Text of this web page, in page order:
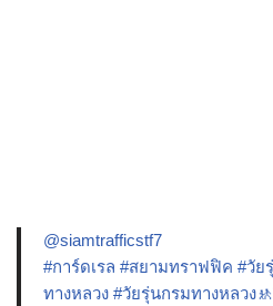
@siamtrafficstf7
#การ์ดเรล #สยามทราฟฟิค #วัย
ทางหลวง #วัยรุ่นกรมทางหลวง